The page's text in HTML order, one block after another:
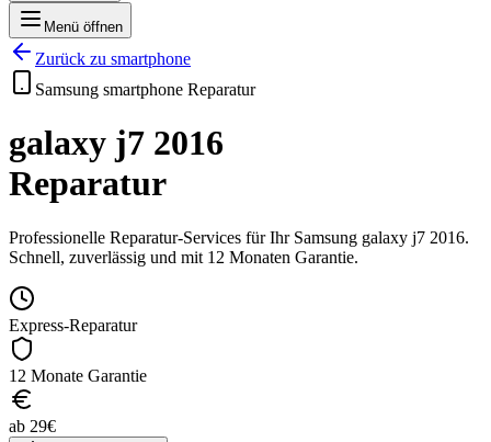
Menü öffnen
Zurück zu smartphone
Samsung smartphone Reparatur
galaxy j7 2016
Reparatur
Professionelle Reparatur-Services für Ihr Samsung galaxy j7 2016.
Schnell, zuverlässig und mit 12 Monaten Garantie.
Express-Reparatur
12 Monate Garantie
ab 29€